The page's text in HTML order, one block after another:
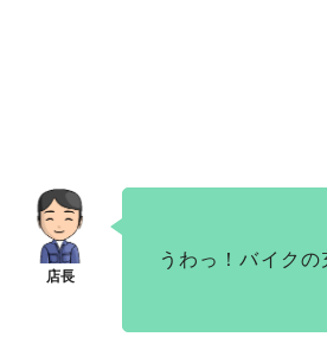
うわっ！バイク